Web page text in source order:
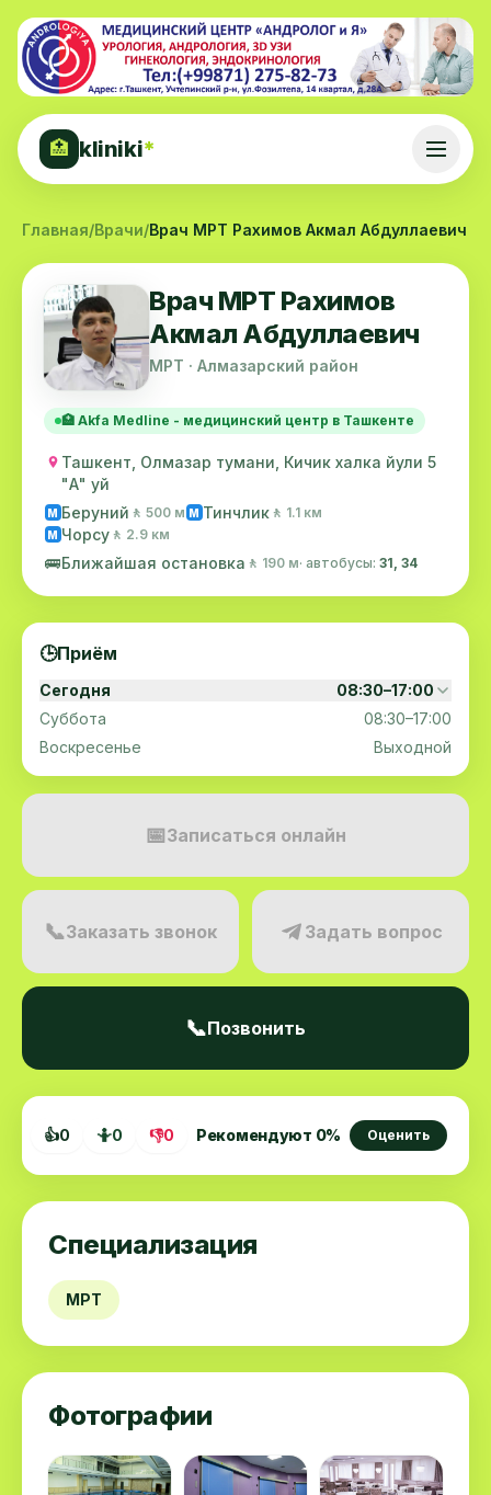
🏥 kliniki*
Главная/Врачи/Врач МРТ Рахимов Акмал Абдуллаевич
Врач МРТ Рахимов
Акмал Абдуллаевич
МРТ · Алмазарский район
🏥 Akfa Medline - медицинский центр в Ташкенте
Ташкент, Олмазар тумани, Кичик халка йули 5
"А" уй
M Беруний 🚶 500 м M Тинчлик 🚶 1.1 км
M Чорсу 🚶 2.9 км
🚌Ближайшая остановка 🚶 190 м· автобусы: 31, 34
👍0 🤷0 👎0 Рекомендуют 0% Оценить
Специализация
МРТ
Фотографии
🕒Приём
Сегодня
08:30–17:00
Суббота
08:30–17:00
Воскресенье
Выходной
📅Записаться онлайн
📞Заказать звонок Задать вопрос
📞Позвонить